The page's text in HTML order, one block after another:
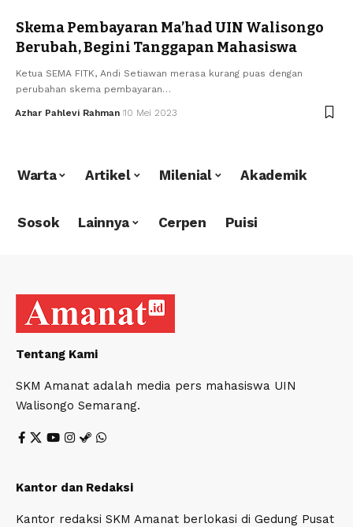
Skema Pembayaran Ma’had UIN Walisongo
Berubah, Begini Tanggapan Mahasiswa
Ketua SEMA FITK, Andi Setiawan merasa kurang puas dengan
perubahan skema pembayaran…
Azhar Pahlevi Rahman 10 Mei 2023
Warta Artikel Milenial Akademik
Sosok Lainnya Cerpen Puisi
Tentang Kami
SKM Amanat adalah media pers mahasiswa UIN
Walisongo Semarang.
Kantor dan Redaksi
Kantor redaksi SKM Amanat berlokasi di Gedung Pusat